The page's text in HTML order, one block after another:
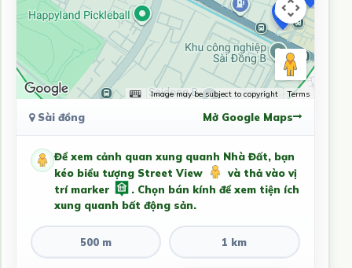
Image may be subject to copyright Terms
Sài đồng Mở Google Maps
Để xem cảnh quan xung quanh Nhà Đất, bạn
kéo biểu tượng Street View
và thả vào vị
trí marker
. Chọn bán kính để xem tiện ích
xung quanh bất động sản.
500 m 1 km